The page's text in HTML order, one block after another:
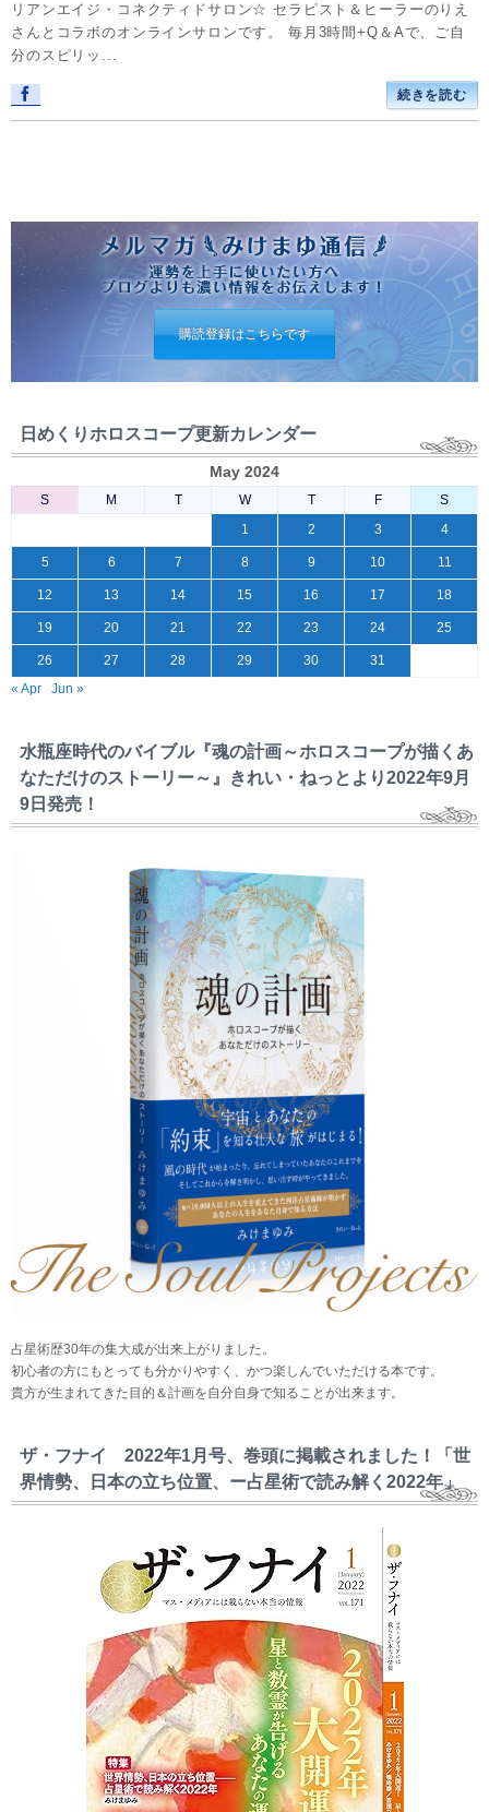
リアンエイジ・コネクティドサロン☆ セラピスト＆ヒーラーのりえ
さんとコラボのオンラインサロンです。 毎月3時間+Q＆Aで、ご自
分のスピリッ...
続きを読む
購読登録はこちらです
日めくりホロスコープ更新カレンダー
May 2024
S M T W T F
S
1
2 3 4
5 6 7 8 9 10 11
12 13 14 15 16 17 18
19 20 21 22 23 24 25
26 27 28 29 30
31
« Apr
Jun »
水瓶座時代のバイブル『魂の計画～ホロスコープが描くあ
なただけのストーリー～』きれい・ねっとより2022年9月
9日発売！
占星術歴30年の集大成が出来上がりました。
初心者の方にもとっても分かりやすく、かつ楽しんでいただける本です。
貴方が生まれてきた目的＆計画を自分自身で知ることが出来ます。
ザ・フナイ 2022年1月号、巻頭に掲載されました！「世
界情勢、日本の立ち位置、ー占星術で読み解く2022年」